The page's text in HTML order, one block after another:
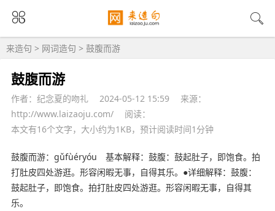
来造句 > 网词造句 > 鼓腹而游
鼓腹而游
作者：纪念夏的吻礼 2024-05-12 15:59
来源：
http://www.laizaoju.com/
阅读：
本文有16个文字，大小约为1KB，预计阅读时间1分钟
鼓腹而游：gǔfùéryóu 基本解释：鼓腹：鼓起肚子，即饱食。拍
打肚皮四处游逛。形容闲暇无事，自得其乐。●详细解释：鼓腹：
鼓起肚子，即饱食。拍打肚皮四处游逛。形容闲暇无事，自得其
乐。